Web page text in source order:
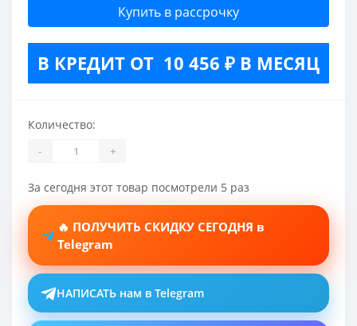
Купить в рассрочку
В КРЕДИТ ОТ 10 456 ₽ В МЕСЯЦ
Количество:
- +
За сегодня этот товар посмотрели 5 раз
🔥 ПОЛУЧИТЬ СКИДКУ СЕГОДНЯ в
Telegram
НАПИСАТЬ нам в Telegram